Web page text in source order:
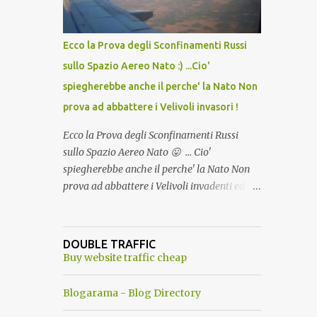
del Capo, era "spettacolare Ghiacciato, ma
andava bene anche, a Temperatura
Ambiente"! Riproponiamo l'articolo per NON
Ecco la Prova degli Sconfinamenti Russi
sullo Spazio Aereo Nato :) ...Cio'
spiegherebbe anche il perche' la Nato Non
prova ad abbattere i Velivoli invasori !
Ecco la Prova degli Sconfinamenti Russi
sullo Spazio Aereo Nato 😛 ... Cio'
spiegherebbe anche il perche' la Nato Non
prova ad abbattere i Velivoli invadenti ed
alcuna notizia di un'invasione dello spazio
aereo NATO da parte di un robot chiamato
ancora una fantasia Nato o forse una "False
DOUBLE TRAFFIC
Buy website traffic cheap
Blogarama - Blog Directory